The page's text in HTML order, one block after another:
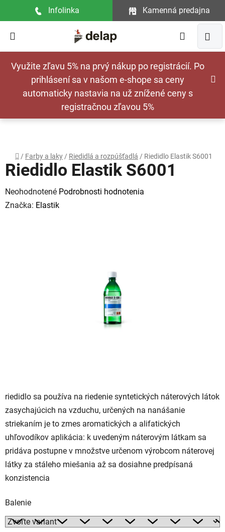
Využite zľavu 5% na prvý nákup po registrácií. Po
prihlásení sa v našom e-shope sa ceny
automaticky nastavia na už znížené ceny s
registračnou zľavou 5%
Infolinka Kamenná predajna
Hľadať
Domov
/ Farby a laky / Riedidlá a rozpúšťadlá / Riedidlo Elastik S6001
riedidlo sa používa na riedenie syntetických náterových látok
zasychajúcich na vzduchu, určených na nanášanie
striekaním je to zmes aromatických a alifatických
uhľovodíkov aplikácia: k uvedeným náterovým látkam sa
pridáva postupne v množstve určenom výrobcom náterovej
látky za stáleho miešania až sa dosiahne predpísaná
konzistencia
Balenie
Riedidlo Elastik S6001
Priemerné
hodnotenie
Neohodnotené Podrobnosti hodnotenia
Značka: Elastik